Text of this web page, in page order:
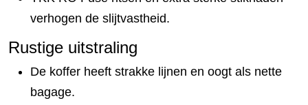
verhogen de slijtvastheid.
Rustige uitstraling
De koffer heeft strakke lijnen en oogt als nette
bagage.